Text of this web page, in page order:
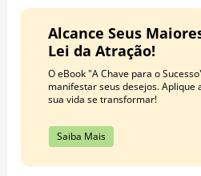
Alcance Seus
Lei da Atração!
O eBook "A Chave para o
manifestar seus desejos. Aplique
sua vida se transformar!
Saiba Mais